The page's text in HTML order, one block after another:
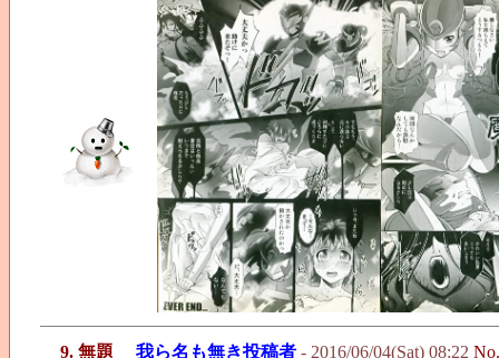
9. 無題 我ら名も無き投稿者 - 2016/06/04(Sat) 08:22